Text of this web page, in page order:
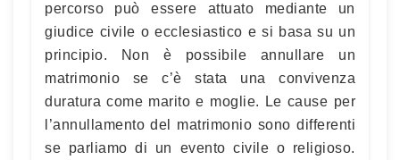
percorso può essere attuato mediante un
giudice civile o ecclesiastico e si basa su un
principio. Non è possibile annullare un
matrimonio se c’è stata una convivenza
duratura come marito e moglie. Le cause per
l’annullamento del matrimonio sono differenti
se parliamo di un evento civile o religioso.